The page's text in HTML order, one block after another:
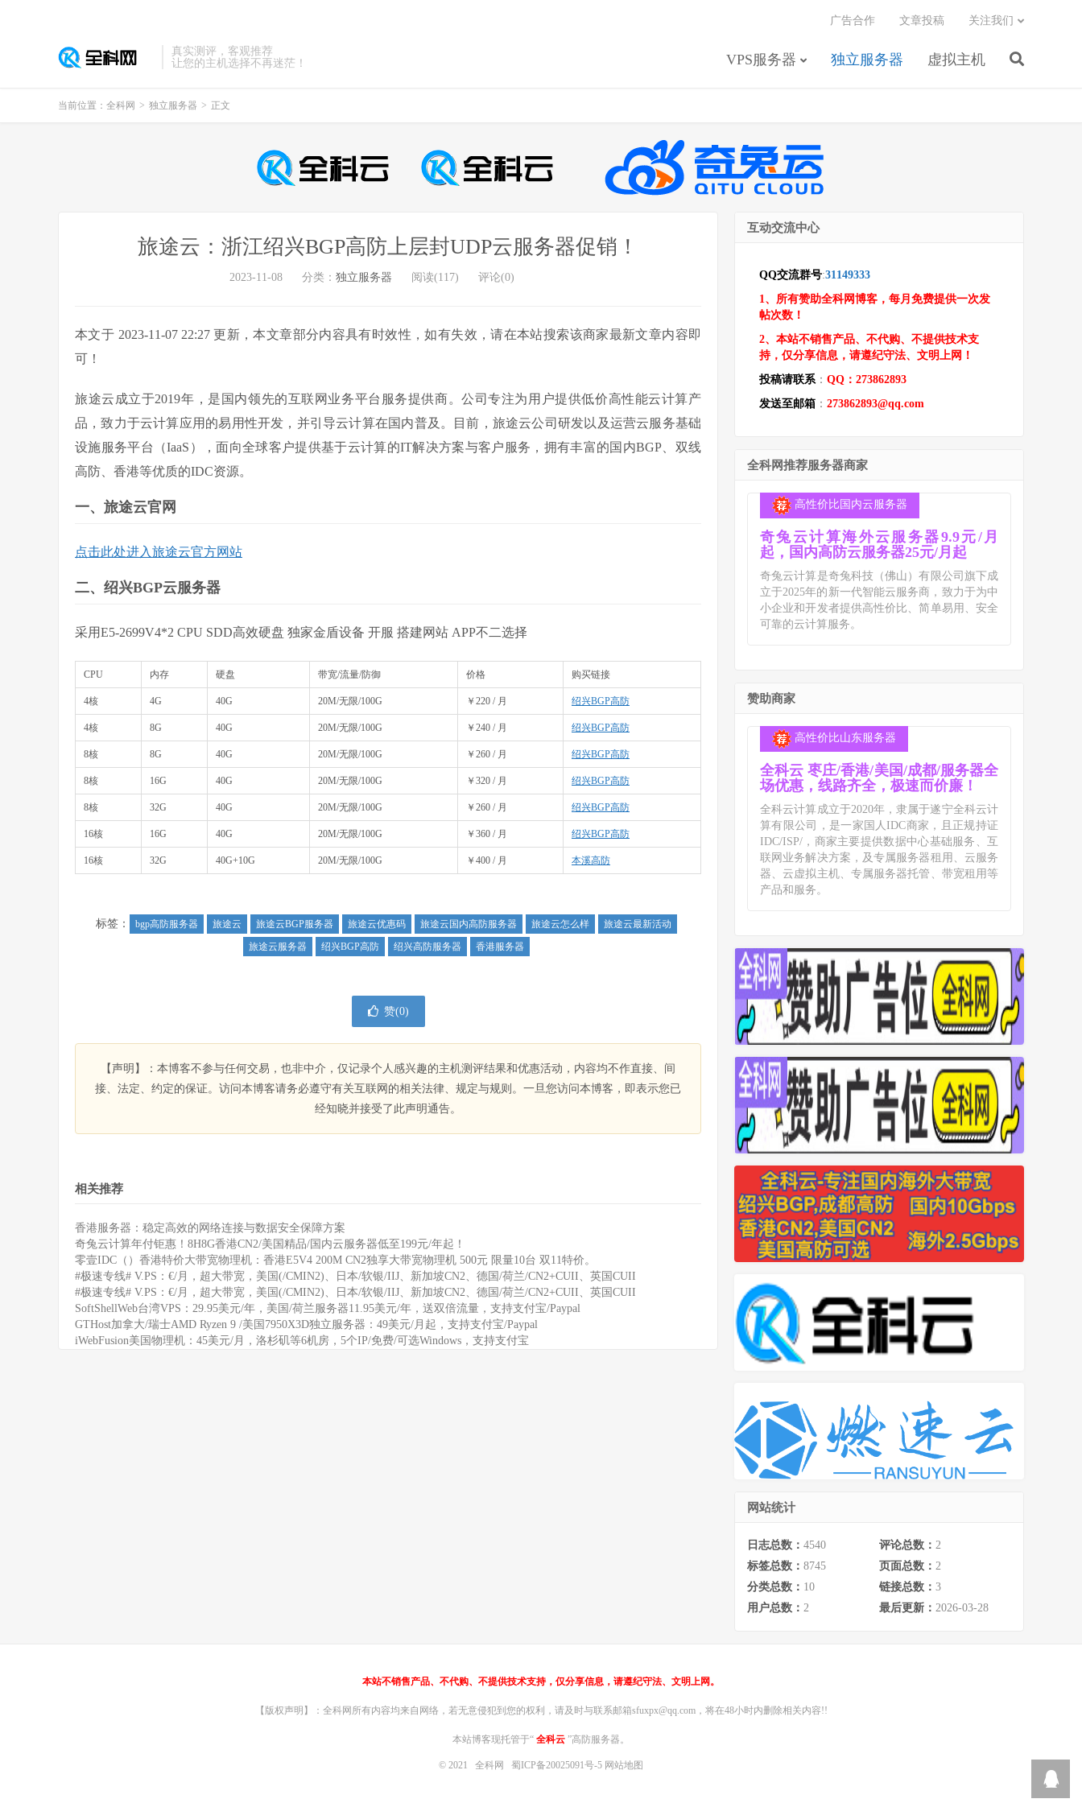
真实测评，客观推荐
让您的主机选择不再迷茫！
VPS服务器 独立服务器 虚拟主机
广告合作 文章投稿 关注我们
当前位置： 全科网 > 独立服务器 > 正文
旅途云：浙江绍兴BGP高防上层封UDP云服务器促销！
2023-11-08 分类： 独立服务器 阅读(117) 评论(0)
本文于 2023-11-07 22:27 更新，本文章部分内容具有时效性，如有失效，请在本站搜索该商家最新文章内容即
可！
旅途云成立于2019年，是国内领先的互联网业务平台服务提供商。公司专注为用户提供低价高性能云计算产
品，致力于云计算应用的易用性开发，并引导云计算在国内普及。目前，旅途云公司研发以及运营云服务基础
设施服务平台（IaaS），面向全球客户提供基于云计算的IT解决方案与客户服务，拥有丰富的国内BGP、双线
高防、香港等优质的IDC资源。
一、旅途云官网
点击此处进入旅途云官方网站
二、绍兴BGP云服务器
采用E5-2699V4*2 CPU SDD高效硬盘 独家金盾设备 开服 搭建网站 APP不二选择
CPU 内存 硬盘 带宽/流量/防御 价格 购买链接
4核 4G 40G 20M/无限/100G ￥220 / 月 绍兴BGP高防
4核 8G 40G 20M/无限/100G ￥240 / 月 绍兴BGP高防
8核 8G 40G 20M/无限/100G ￥260 / 月 绍兴BGP高防
8核 16G 40G 20M/无限/100G ￥320 / 月 绍兴BGP高防
8核 32G 40G 20M/无限/100G ￥260 / 月 绍兴BGP高防
16核 16G 40G 20M/无限/100G ￥360 / 月 绍兴BGP高防
16核 32G 40G+10G 20M/无限/100G ￥400 / 月 本溪高防
标签： bgp高防服务器 旅途云 旅途云BGP服务器 旅途云优惠码 旅途云国内高防服务器 旅途云怎么样
旅途云最新活动
旅途云服务器
绍兴BGP高防 绍兴高防服务器 香港服务器
赞(0)
【声明】：本博客不参与任何交易，也非中介，仅记录个人感兴趣的主机测评结果和优惠活动，内容均不作直接、间
接、法定、约定的保证。访问本博客请务必遵守有关互联网的相关法律、规定与规则。一旦您访问本博客，即表示您已
经知晓并接受了此声明通告。
相关推荐
香港服务器：稳定高效的网络连接与数据安全保障方案
奇兔云计算年付钜惠！8H8G香港CN2/美国精品/国内云服务器低至199元/年起！
零壹IDC（）香港特价大带宽物理机：香港E5V4 200M CN2独享大带宽物理机 500元 限量10台 双11特价。
#极速专线# V.PS：€/月，超大带宽，美国(/CMIN2)、日本/软银/IIJ、新加坡CN2、德国/荷兰/CN2+CUII、英国CUII
#极速专线# V.PS：€/月，超大带宽，美国(/CMIN2)、日本/软银/IIJ、新加坡CN2、德国/荷兰/CN2+CUII、英国CUII
SoftShellWeb台湾VPS：29.95美元/年，美国/荷兰服务器11.95美元/年，送双倍流量，支持支付宝/Paypal
GTHost加拿大/瑞士AMD Ryzen 9 /美国7950X3D独立服务器：49美元/月起，支持支付宝/Paypal
iWebFusion美国物理机：45美元/月，洛杉矶等6机房，5个IP/免费/可选Windows，支持支付宝
互动交流中心
QQ交流群号:31149333
1、所有赞助全科网博客，每月免费提供一次发
帖次数！
2、本站不销售产品、不代购、不提供技术支
持，仅分享信息，请遵纪守法、文明上网！
投稿请联系： QQ：273862893
发送至邮箱 ： 273862893@qq.com
全科网推荐服务器商家
高性价比国内云服务器
奇兔云计算海外云服务器9.9元/月
起，国内高防云服务器25元/月起
奇兔云计算是奇兔科技（佛山）有限公司旗下成
立于2025年的新一代智能云服务商，致力于为中
小企业和开发者提供高性价比、简单易用、安全
可靠的云计算服务。
赞助商家
高性价比山东服务器
全科云 枣庄/香港/美国/成都/服务器全
场优惠，线路齐全，极速而价廉！
全科云计算成立于2020年，隶属于遂宁全科云计
算有限公司，是一家国人IDC商家，且正规持证
IDC/ISP/，商家主要提供数据中心基础服务、互
联网业务解决方案，及专属服务器租用、云服务
器、云虚拟主机、专属服务器托管、带宽租用等
产品和服务。
网站统计
日志总数： 4540 评论总数： 2
标签总数： 8745 页面总数： 2
分类总数： 10 链接总数： 3
用户总数： 2 最后更新： 2026-03-28
本站不销售产品、不代购、不提供技术支持，仅分享信息，请遵纪守法、文明上网。
【版权声明】：全科网所有内容均来自网络，若无意侵犯到您的权利，请及时与联系邮箱sfuxpx@qq.com，将在48小时内删除相关内容!!
本站博客现托管于“ 全科云 ”高防服务器。
© 2021 全科网 蜀ICP备20025091号-5 网站地图